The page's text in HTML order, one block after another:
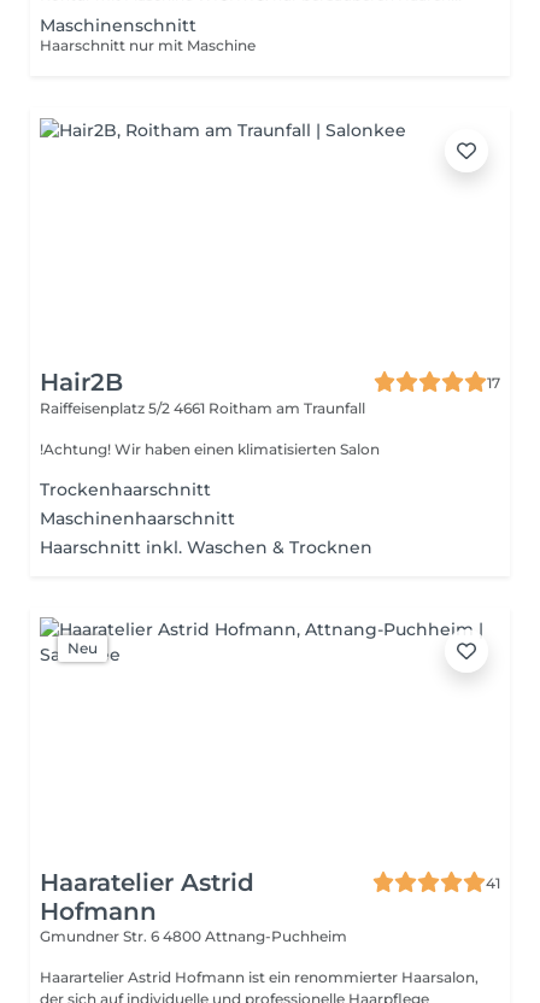
Maschinenschnitt
Haarschnitt nur mit Maschine
Hair2B
17
Raiffeisenplatz 5/2 4661 Roitham am Traunfall
!Achtung! Wir haben einen klimatisierten Salon
Trockenhaarschnitt
Maschinenhaarschnitt
Haarschnitt inkl. Waschen & Trocknen
Neu
Haaratelier Astrid
Hofmann
41
Gmundner Str. 6 4800 Attnang-Puchheim
Haarartelier Astrid Hofmann ist ein renommierter Haarsalon,
der sich auf individuelle und professionelle Haarpflege